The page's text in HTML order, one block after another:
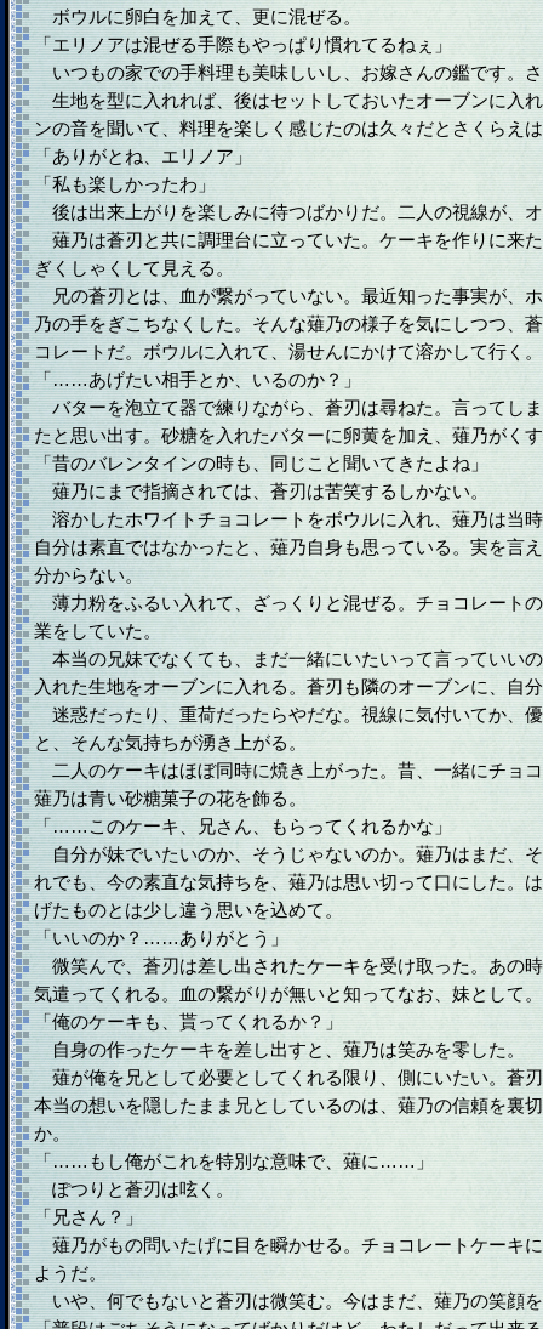
ボウルに卵白を加えて、更に混ぜる。
「エリノアは混ぜる手際もやっぱり慣れてるねぇ」
いつもの家での手料理も美味しいし、お嫁さんの鑑です。
生地を型に入れれば、後はセットしておいたオーブンに入
ンの音を聞いて、料理を楽しく感じたのは久々だとさくらえ
「ありがとね、エリノア」
「私も楽しかったわ」
後は出来上がりを楽しみに待つばかりだ。二人の視線が、
薙乃は蒼刃と共に調理台に立っていた。ケーキを作りに来
ぎくしゃくして見える。
兄の蒼刃とは、血が繋がっていない。最近知った事実が、
乃の手をぎこちなくした。そんな薙乃の様子を気にしつつ、
コレートだ。ボウルに入れて、湯せんにかけて溶かして行く。
「……あげたい相手とか、いるのか？」
バターを泡立て器で練りながら、蒼刃は尋ねた。言ってし
たと思い出す。砂糖を入れたバターに卵黄を加え、薙乃がく
「昔のバレンタインの時も、同じこと聞いてきたよね」
薙乃にまで指摘されては、蒼刃は苦笑するしかない。
溶かしたホワイトチョコレートをボウルに入れ、薙乃は当
自分は素直ではなかったと、薙乃自身も思っている。実を言
分からない。
薄力粉をふるい入れて、ざっくりと混ぜる。チョコレート
業をしていた。
本当の兄妹でなくても、まだ一緒にいたいって言っていい
入れた生地をオーブンに入れる。蒼刃も隣のオーブンに、自
迷惑だったり、重荷だったらやだな。視線に気付いてか、
と、そんな気持ちが湧き上がる。
二人のケーキはほぼ同時に焼き上がった。昔、一緒にチョ
薙乃は青い砂糖菓子の花を飾る。
「……このケーキ、兄さん、もらってくれるかな」
自分が妹でいたいのか、そうじゃないのか。薙乃はまだ、
れでも、今の素直な気持ちを、薙乃は思い切って口にした。
げたものとは少し違う思いを込めて。
「いいのか？……ありがとう」
微笑んで、蒼刃は差し出されたケーキを受け取った。あの
気遣ってくれる。血の繋がりが無いと知ってなお、妹として。
「俺のケーキも、貰ってくれるか？」
自身の作ったケーキを差し出すと、薙乃は笑みを零した。
薙が俺を兄として必要としてくれる限り、側にいたい。蒼
本当の想いを隠したまま兄としているのは、薙乃の信頼を裏
か。
「……もし俺がこれを特別な意味で、薙に……」
ぽつりと蒼刃は呟く。
「兄さん？」
薙乃がもの問いたげに目を瞬かせる。チョコレートケーキ
ようだ。
いや、何でもないと蒼刃は微笑む。今はまだ、薙乃の笑顔